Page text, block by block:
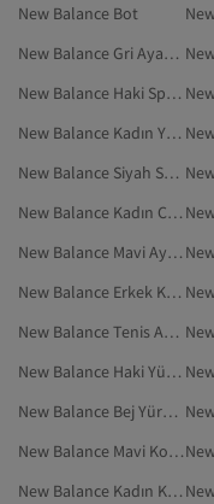
New Balance Bot
New Balance Gri Ayakkabı
New Balance Haki Spor Ayakkabı
New Balance Kadın Yürüyüş Ayakkabısı
New Balance Siyah Spor Ayakkabı
New Balance Kadın Casual Ayakkabı
New Balance Mavi Ayakkabı
New Balance Erkek Koşu Ayakkabısı
New Balance Tenis Ayakkabısı
New Balance Haki Yürüyüş Ayakkabısı
New Balance Bej Yürüyüş Ayakkabısı
New Balance Mavi Koşu Ayakkabısı
New Balance Kadın Koşu Ayakkabısı